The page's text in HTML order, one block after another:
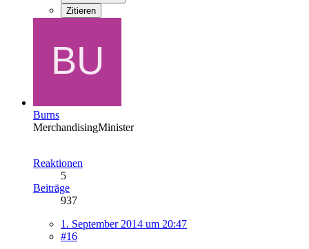
Zitieren
Burns
MerchandisingMinister
Reaktionen
5
Beiträge
937
1. September 2014 um 20:47
#16